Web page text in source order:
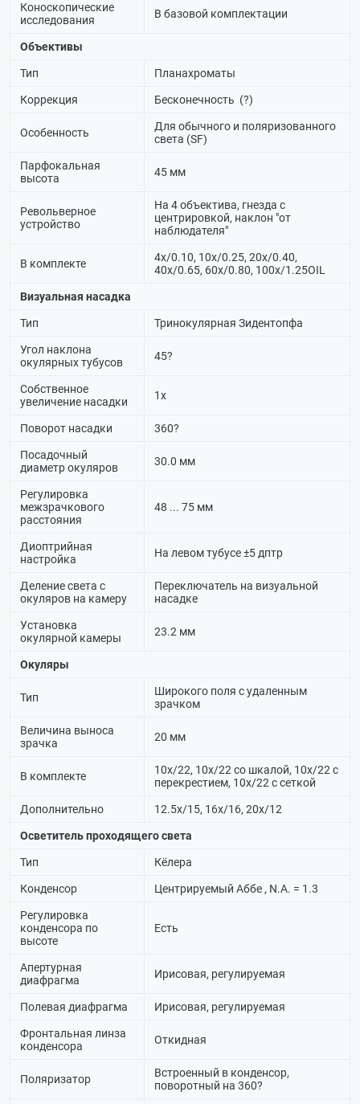
Коноскопические
исследования
В базовой комплектации
Объективы
Тип Планахроматы
Коррекция Бесконечность (?)
Особенность
Для обычного и поляризованного
света (SF)
Парфокальная
высота
45 мм
Револьверное
устройство
На 4 объектива, гнезда с
центрировкой, наклон "от
наблюдателя"
В комплекте
4x/0.10, 10x/0.25, 20х/0.40,
40x/0.65, 60x/0.80, 100х/1.25OIL
Визуальная насадка
Тип Тринокулярная Зидентопфа
Угол наклона
окулярных тубусов
45?
Собственное
увеличение насадки
1х
Поворот насадки 360?
Посадочный
диаметр окуляров
30.0 мм
Регулировка
межзрачкового
расстояния
48 ... 75 мм
Диоптрийная
настройка
На левом тубусе ±5 дптр
Деление света с
окуляров на камеру
Переключатель на визуальной
насадке
Установка
окулярной камеры
23.2 мм
Окуляры
Тип
Широкого поля с удаленным
зрачком
Величина выноса
зрачка
20 мм
В комплекте
10х/22, 10х/22 со шкалой, 10х/22 с
перекрестием, 10х/22 с сеткой
Дополнительно 12.5х/15, 16х/16, 20х/12
Осветитель проходящего света
Тип Кёлера
Конденсор Центрируемый Аббе , N.A. = 1.3
Регулировка
конденсора по
высоте
Есть
Апертурная
диафрагма
Ирисовая, регулируемая
Полевая диафрагма Ирисовая, регулируемая
Фронтальная линза
конденсора
Откидная
Поляризатор
Встроенный в конденсор,
поворотный на 360?